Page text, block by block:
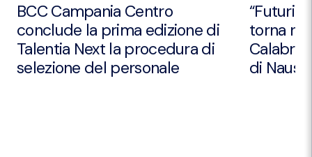
BCC Campania Centro
conclude la prima edizione di
Talentia Next la procedura di
selezione del personale
“Futuri
torna
Calabria
di